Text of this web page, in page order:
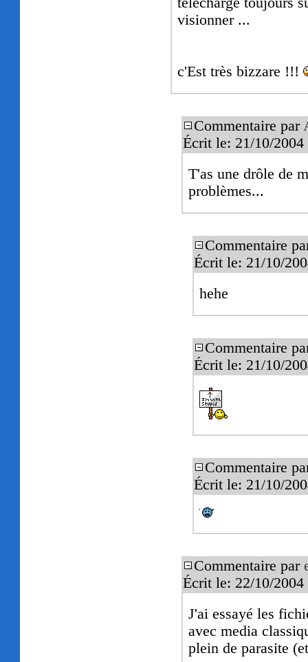
visionner ...
c'Est très bizzare !!!
Commentaire par
Écrit le: 21/10/2004
T'as une drôle de
problèmes...
Commentaire
Écrit le: 21/10/
hehe
Commentaire
Écrit le: 21/10/
Commentaire
Écrit le: 21/10/
Commentaire par
Écrit le: 22/10/2004
J'ai essayé les
avec media
plein de parasite